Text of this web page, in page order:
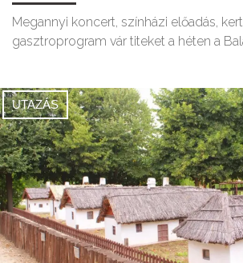
Megannyi koncert, színházi előadás,
gasztroprogram vár titeket a héten a
UTAZÁS